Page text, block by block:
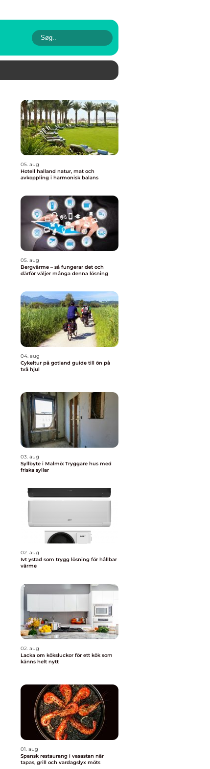
05. aug
Hotell halland natur, mat och
avkoppling i harmonisk balans
05. aug
Bergvärme – så fungerar det och
därför väljer många denna lösning
04. aug
Cykeltur på gotland guide till ön på
två hjul
03. aug
Syllbyte i Malmö: Tryggare hus med
friska syllar
02. aug
Ivt ystad som trygg lösning för hållbar
värme
02. aug
Lacka om köksluckor för ett kök som
känns helt nytt
01. aug
Spansk restaurang i vasastan när
tapas, grill och vardagslyx möts